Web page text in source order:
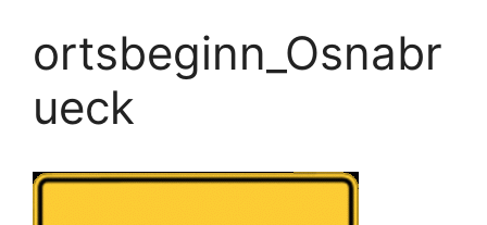
ortsbeginn_Osnabr
ueck